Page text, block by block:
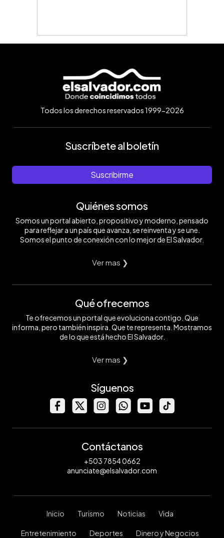
Todos los derechos reservados 1999-2026
Suscríbete al boletín
Suscribirme
Quiénes somos
Somos un portal abierto, propositivo y moderno, pensado
para reflejar a un país que avanza, se reinventa y se une.
Somos el punto de conexión con lo mejor de El Salvador.
Ver mas ❯
Qué ofrecemos
Te ofrecemos un portal que evoluciona contigo. Que
informa, pero también inspira. Que te representa. Mostramos
de lo que está hecho El Salvador.
Ver mas ❯
Síguenos
Contáctanos
+503 7854 0662
anunciate@elsalvador.com
Inicio Turismo Noticias Vida
Entretenimiento Deportes Dinero y Negocios